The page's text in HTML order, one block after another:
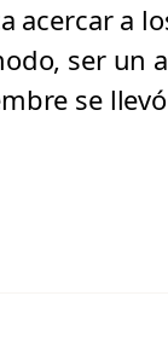
acercar a
ser un
se